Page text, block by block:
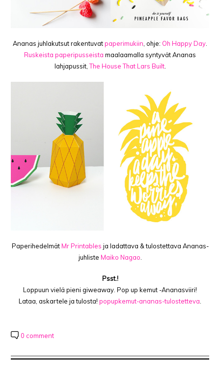
Ananas juhlakutsut rakentuvatpaperimukiin , ohje: Oh Happy Day
Ruskeista paperipusseista maalaamalla syntyvät Ananas
lahjapussit,The House That Lars Built.
PaperihedelmätMr Printables ja ladattava & tulostettava Ananas-
juhliste Maiko Nagao.
Psst.!
Loppuun vielä pieni giweaway. Pop up kemut -Ananasviiri!
Lataa, askartele ja tulosta! popupkemut-ananas-tulostetteva.
0 comment